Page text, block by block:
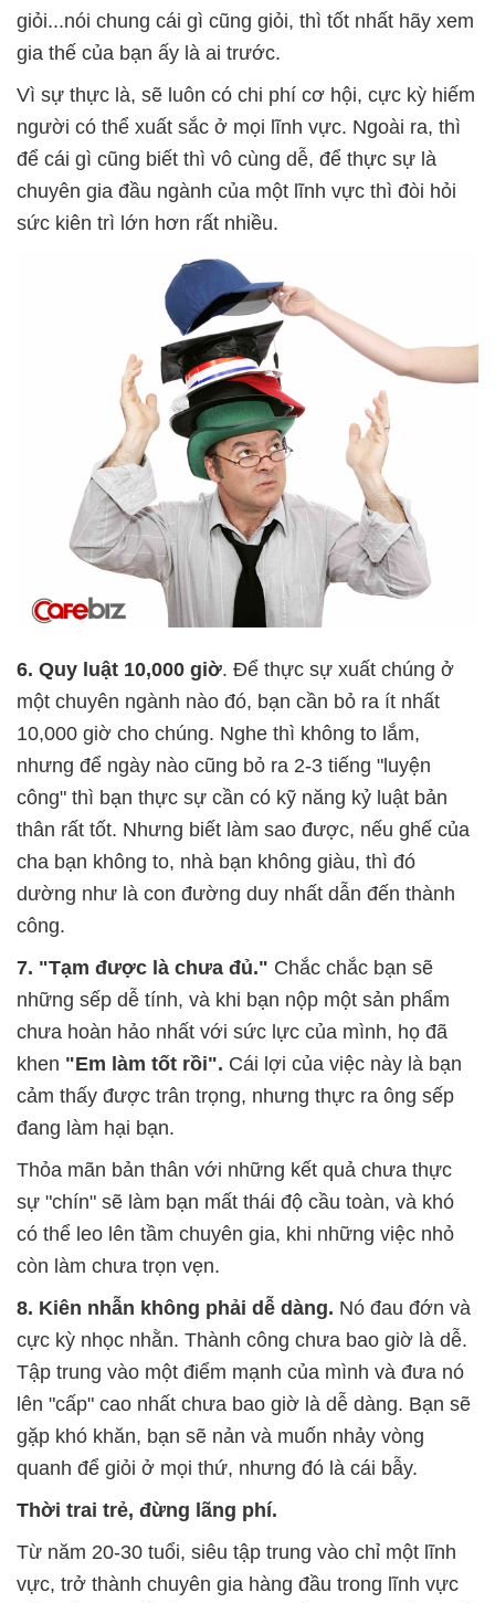
giỏi...nói chung cái gì cũng giỏi, thì tốt nhất hãy xem
gia thế của bạn ấy là ai trước.
Vì sự thực là, sẽ luôn có chi phí cơ hội, cực kỳ hiếm
người có thể xuất sắc ở mọi lĩnh vực. Ngoài ra, thì
để cái gì cũng biết thì vô cùng dễ, để thực sự là
chuyên gia đầu ngành của một lĩnh vực thì đòi hỏi
sức kiên trì lớn hơn rất nhiều.
6. Quy luật 10,000 giờ. Để thực sự xuất chúng ở
một chuyên ngành nào đó, bạn cần bỏ ra ít nhất
10,000 giờ cho chúng. Nghe thì không to lắm,
nhưng để ngày nào cũng bỏ ra 2-3 tiếng "luyện
công" thì bạn thực sự cần có kỹ năng kỷ luật bản
thân rất tốt. Nhưng biết làm sao được, nếu ghế của
cha bạn không to, nhà bạn không giàu, thì đó
dường như là con đường duy nhất dẫn đến thành
công.
7. "Tạm được là chưa đủ." Chắc chắc bạn sẽ
những sếp dễ tính, và khi bạn nộp một sản phẩm
chưa hoàn hảo nhất với sức lực của mình, họ đã
khen "Em làm tốt rồi". Cái lợi của việc này là bạn
cảm thấy được trân trọng, nhưng thực ra ông sếp
đang làm hại bạn.
Thỏa mãn bản thân với những kết quả chưa thực
sự "chín" sẽ làm bạn mất thái độ cầu toàn, và khó
có thể leo lên tầm chuyên gia, khi những việc nhỏ
còn làm chưa trọn vẹn.
8. Kiên nhẫn không phải dễ dàng. Nó đau đớn và
cực kỳ nhọc nhằn. Thành công chưa bao giờ là dễ.
Tập trung vào một điểm mạnh của mình và đưa nó
lên "cấp" cao nhất chưa bao giờ là dễ dàng. Bạn sẽ
gặp khó khăn, bạn sẽ nản và muốn nhảy vòng
quanh để giỏi ở mọi thứ, nhưng đó là cái bẫy.
Thời trai trẻ, đừng lãng phí.
Từ năm 20-30 tuổi, siêu tập trung vào chỉ một lĩnh
vực, trở thành chuyên gia hàng đầu trong lĩnh vực